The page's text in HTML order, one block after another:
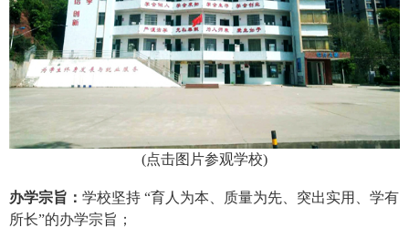
(点击图片参观学校)
办学宗旨： 学校坚持 “育人为本、质量为先、突出实用、学有
所长”的办学宗旨；